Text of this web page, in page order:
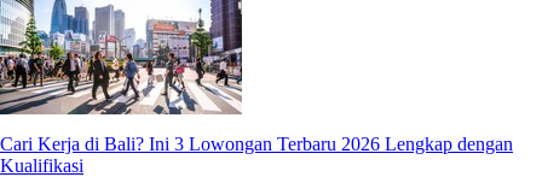
Cari Kerja di Bali? Ini 3 Lowongan Terbaru 2026 Lengkap dengan
Kualifikasi